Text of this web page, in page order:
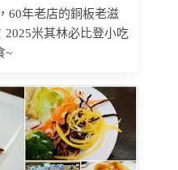
60年老店的銅板老滋
2025米其林必比登小吃
~